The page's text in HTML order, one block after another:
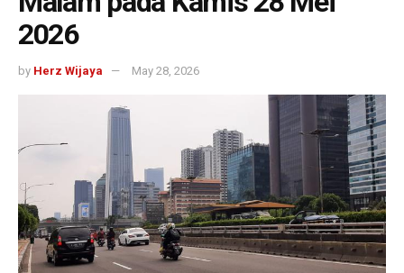
2026
by Herz Wijaya May 28, 2026